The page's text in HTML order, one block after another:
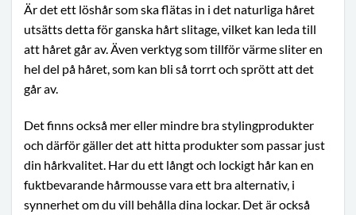
Är det ett löshår som ska flätas in i det naturliga håret
utsätts detta för ganska hårt slitage, vilket kan leda till
att håret går av. Även verktyg som tillför värme sliter en
hel del på håret, som kan bli så torrt och sprött att det
går av.
Det finns också mer eller mindre bra stylingprodukter
och därför gäller det att hitta produkter som passar just
din hårkvalitet. Har du ett långt och lockigt hår kan en
fuktbevarande hårmousse vara ett bra alternativ, i
synnerhet om du vill behålla dina lockar. Det är också